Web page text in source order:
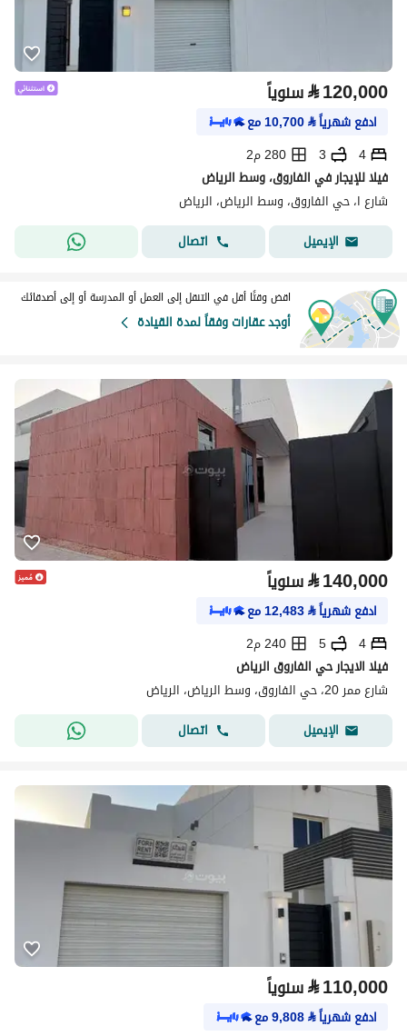
⃁120,000 سنوياً
ادفع شهرياً⃁
10,700مع
4
3
280 م2
فيلا للإيجار في الفاروق، وسط الرياض
شارع ا، حي الفاروق، وسط الرياض، الرياض
الإيميل
اتصال
اقض وقتًا أقل في التنقل إلى العمل أو المدرسة أو إلى أصدقائك
أوجد عقارات وفقاً لمدة القيادة
⃁140,000 سنوياً
ادفع شهرياً⃁
12,483مع
4
5
240 م2
فيلا الايجار حي الفاروق الرياض
شارع ممر 20، حي الفاروق، وسط الرياض، الرياض
الإيميل
اتصال
⃁110,000 سنوياً
ادفع شهرياً⃁
9,808مع